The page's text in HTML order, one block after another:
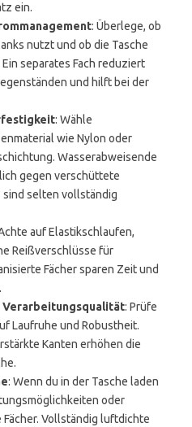
ein.
: Überlege, ob
nutzt und ob die Tasche
separates Fach reduziert
und hilft bei der
: Wähle
wie Nylon oder
Wasserabweisende
gegen verschüttete
sind selten vollständig
auf Elastikschlaufen,
Reißverschlüsse für
Fächer sparen Zeit und
Verarbeitungsqualität: Prüfe
Laufruhe und Robustheit.
Kanten erhöhen die
: Wenn du in der Tasche laden
oder
Vollständig luftdichte